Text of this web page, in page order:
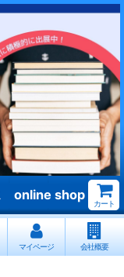
online shop
カート
マイページ 会社概要